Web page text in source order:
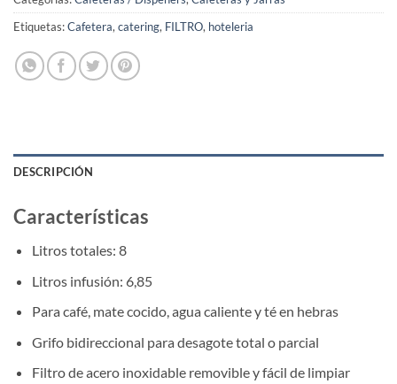
Etiquetas:Cafetera, catering, FILTRO, hoteleria
DESCRIPCIÓN
Características
Litros totales: 8
Litros infusión: 6,85
Para café, mate cocido, agua caliente y té en hebras
Grifo bidireccional para desagote total o parcial
Filtro de acero inoxidable removible y fácil de limpiar